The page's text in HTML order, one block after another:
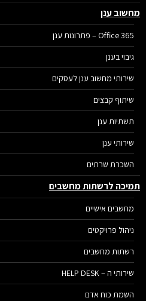
ענן
Office 365 – פתרונות ענן
גיבוי בענן
שירותי מחשוב ענן לעסקים
שיתוף קבצים
תשתיות ענן
שירותי ענן
השכרת שרתים
לרשתות מחשבים
מחשבים אישיים
ניהול פרויקטים
רשתות מחשבים
שירותי ה – HELP DESK
השמת כוח אדם